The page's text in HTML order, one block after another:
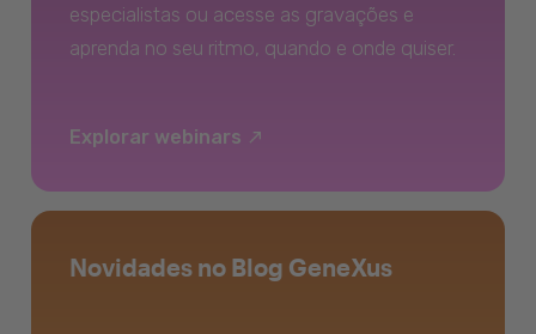
especialistas ou acesse as gravações e
aprenda no seu ritmo, quando e onde quiser.
Explorar webinars
Novidades no Blog GeneXus